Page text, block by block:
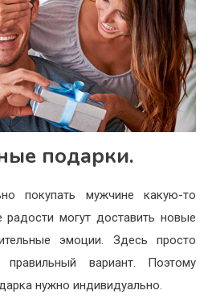
подарки.
покупать мужчине какую-то
могут доставить новые
эмоции. Здесь просто
вариант. Поэтому
нужно индивидуально.